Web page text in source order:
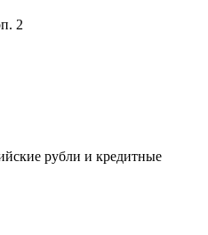
2
рубли и кредитные